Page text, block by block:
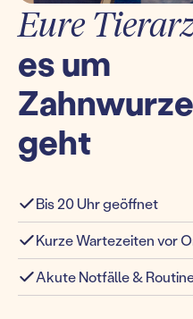
Eure
es um
geht
Bis 20 Uhr geöffnet
Kurze Wartezeiten vor
Akute Notfälle &